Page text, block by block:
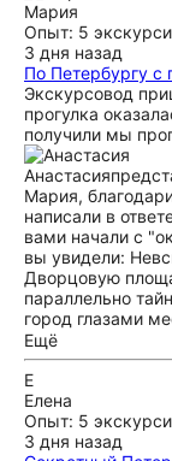
Мария
Опыт: 5
3 дня назад
По Петербургу
Экскурсовод
прогулка
получили мы
Анастасия
Мария,
написали в
вами начали с
вы увидели:
Дворцовую
параллельно
город глазами
краж и ничего
историей
Ещё
Е
Елена
Опыт: 5
3 дня назад